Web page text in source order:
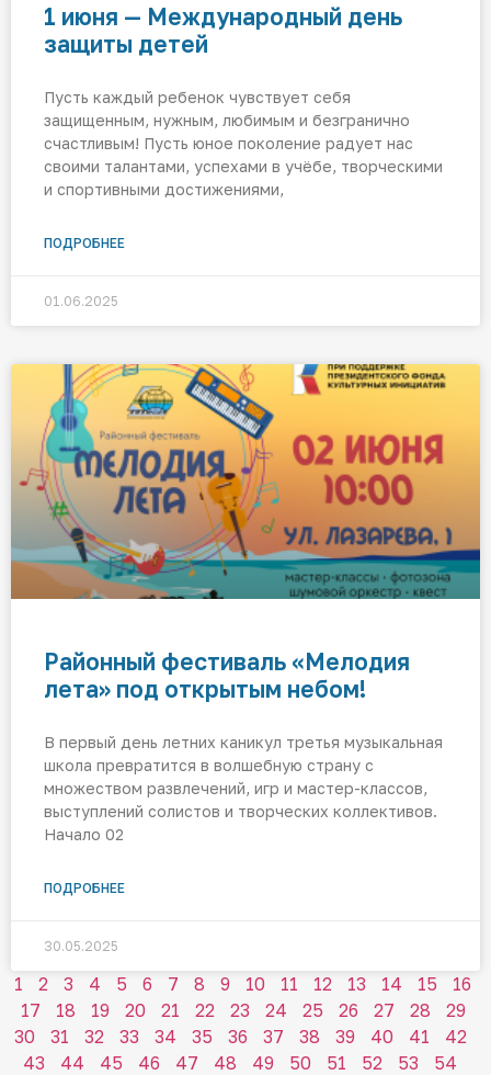
1 июня — Международный день
защиты детей
Пусть каждый ребенок чувствует себя
защищенным, нужным, любимым и безгранично
счастливым! Пусть юное поколение радует нас
своими талантами, успехами в учёбе, творческими
и спортивными достижениями,
ПОДРОБНЕЕ
01.06.2025
Районный фестиваль «Мелодия
лета» под открытым небом!
В первый день летних каникул третья музыкальная
школа превратится в волшебную страну с
множеством развлечений, игр и мастер-классов,
выступлений солистов и творческих коллективов.
Начало 02
ПОДРОБНЕЕ
30.05.2025
1 2 3 4 5 6 7 8 9 10 11 12 13 14 15
16
17
18 19 20 21 22 23 24 25 26 27 28
29
30
31 32 33 34 35 36 37 38 39 40 41
42
43
44 45 46 47 48 49 50 51 52 53
54